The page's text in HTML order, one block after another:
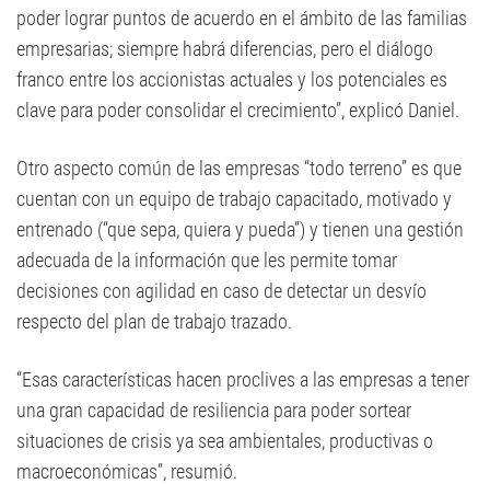
poder lograr puntos de acuerdo en el ámbito de las familias
empresarias; siempre habrá diferencias, pero el diálogo
franco entre los accionistas actuales y los potenciales es
clave para poder consolidar el crecimiento”, explicó Daniel.
Otro aspecto común de las empresas “todo terreno” es que
cuentan con un equipo de trabajo capacitado, motivado y
entrenado (“que sepa, quiera y pueda”) y tienen una gestión
adecuada de la información que les permite tomar
decisiones con agilidad en caso de detectar un desvío
respecto del plan de trabajo trazado.
“Esas características hacen proclives a las empresas a tener
una gran capacidad de resiliencia para poder sortear
situaciones de crisis ya sea ambientales, productivas o
macroeconómicas”, resumió.